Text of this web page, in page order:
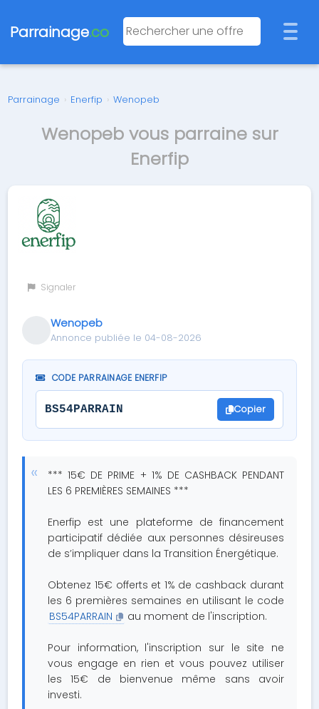
Parrainage.co
Parrainage › Enerfip › Wenopeb
Wenopeb vous parraine sur
Enerfip
Signaler
Wenopeb
Annonce publiée le 04-08-2026
CODE PARRAINAGE ENERFIP
BS54PARRAIN Copier
*** 15€ DE PRIME + 1% DE CASHBACK PENDANT
LES 6 PREMIÈRES SEMAINES ***
Enerfip est une plateforme de financement
participatif dédiée aux personnes désireuses
de s’impliquer dans la Transition Énergétique.
Obtenez 15€ offerts et 1% de cashback durant
les 6 premières semaines en utilisant le code
BS54PARRAIN
au moment de l'inscription.
Pour information, l'inscription sur le site ne
vous engage en rien et vous pouvez utiliser
les 15€ de bienvenue même sans avoir
investi.